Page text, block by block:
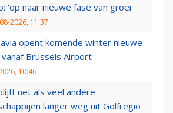
'op naar nieuwe fase van groei'
2026, 11:37
opent komende winter nieuwe
Brussels Airport
10:46
net als veel andere
langer weg uit Golfregio